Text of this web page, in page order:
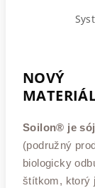
NOVÝ
Soilon® je
(podružný
biologicky
štítkom, ktorý